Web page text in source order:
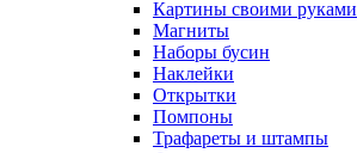
Картины своими руками
Магниты
Наборы бусин
Наклейки
Открытки
Помпоны
Трафареты и штампы